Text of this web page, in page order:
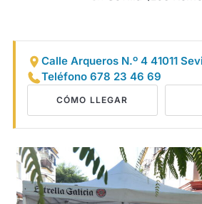
Calle Arqueros N.º 4 41011
Teléfono 678 23 46 69
CÓMO LLEGAR